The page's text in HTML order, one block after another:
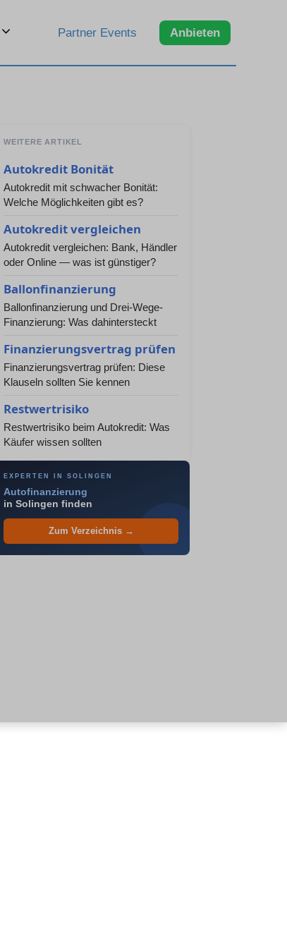
Partner Events Anbieten
WEITERE ARTIKEL
Autokredit Bonität
Autokredit mit schwacher Bonität:
Welche Möglichkeiten gibt es?
Autokredit vergleichen
Autokredit vergleichen: Bank, Händler
oder Online — was ist günstiger?
Ballonfinanzierung
Ballonfinanzierung und Drei-Wege-
Finanzierung: Was dahintersteckt
Finanzierungsvertrag prüfen
Finanzierungsvertrag prüfen: Diese
Klauseln sollten Sie kennen
Restwertrisiko
Restwertrisiko beim Autokredit: Was
Käufer wissen sollten
EXPERTEN IN SOLINGEN
Autofinanzierung
in Solingen finden
Zum Verzeichnis →